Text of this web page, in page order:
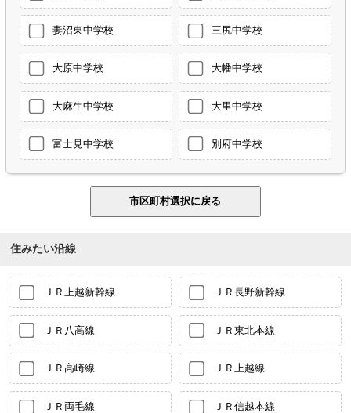
妻沼東中学校 三尻中学校
大原中学校 大幡中学校
大麻生中学校 大里中学校
富士見中学校 別府中学校
住みたい沿線
ＪＲ上越新幹線 ＪＲ長野新幹線
ＪＲ八高線 ＪＲ東北本線
ＪＲ高崎線 ＪＲ上越線
ＪＲ両毛線 ＪＲ信越本線